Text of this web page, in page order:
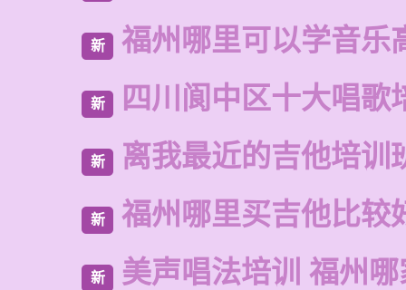
新 福州哪里可以学音乐
新 四川阆中区十大唱歌
新 离我最近的吉他培训
新 福州哪里买吉他比较
新 美声唱法培训 福州